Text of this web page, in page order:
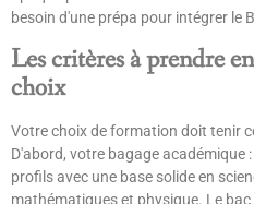
besoin d'une prépa pour intégrer le
Les critères à prendre
choix
Votre choix de formation doit tenir
D'abord, votre bagage académique
profils avec une base solide en
mathématiques et physique. Le